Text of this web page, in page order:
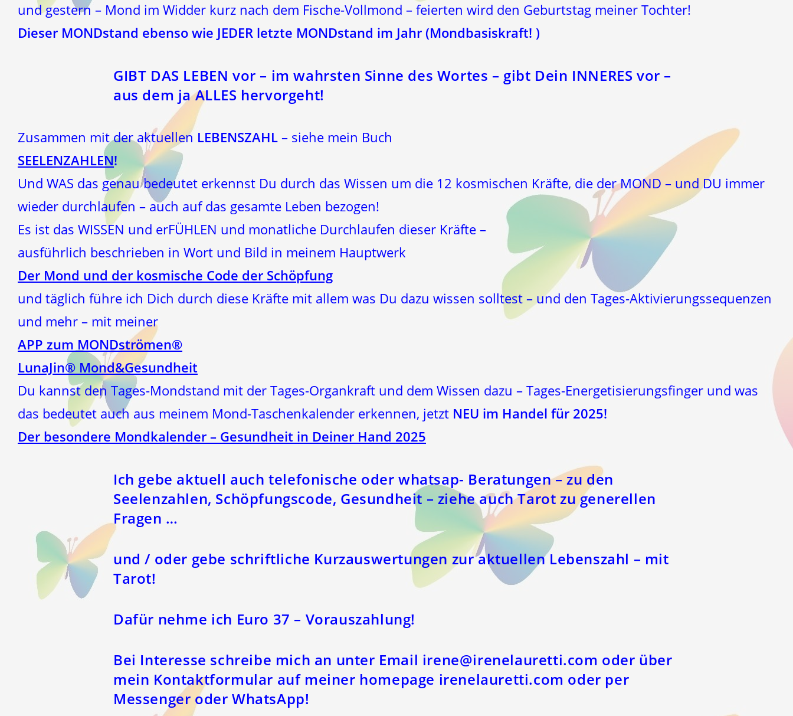
und gestern – Mond im Widder kurz nach dem Fische-Vollmond – feierten wird den Geburtstag meiner Tochter!
Dieser MONDstand ebenso wie JEDER letzte MONDstand im Jahr (Mondbasiskraft! )
GIBT DAS LEBEN vor – im wahrsten Sinne des Wortes – gibt Dein INNERES vor –
aus dem ja ALLES hervorgeht!
Zusammen mit der aktuellen LEBENSZAHL – siehe mein Buch
SEELENZAHLEN!
Und WAS das genau bedeutet erkennst Du durch das Wissen um die 12 kosmischen Kräfte, die der MOND – und DU immer
wieder durchlaufen – auch auf das gesamte Leben bezogen!
Es ist das WISSEN und erFÜHLEN und monatliche Durchlaufen dieser Kräfte –
ausführlich beschrieben in Wort und Bild in meinem Hauptwerk
Der Mond und der kosmische Code der Schöpfung
und täglich führe ich Dich durch diese Kräfte mit allem was Du dazu wissen solltest – und den Tages-Aktivierungssequenzen
und mehr – mit meiner
APP zum MONDströmen®
LunaJin® Mond&Gesundheit
Du kannst den Tages-Mondstand mit der Tages-Organkraft und dem Wissen dazu – Tages-Energetisierungsfinger und was
das bedeutet auch aus meinem Mond-Taschenkalender erkennen, jetzt NEU im Handel für 2025!
Der besondere Mondkalender – Gesundheit in Deiner Hand 2025
Ich gebe aktuell auch telefonische oder whatsap- Beratungen – zu den
Seelenzahlen, Schöpfungscode, Gesundheit – ziehe auch Tarot zu generellen
Fragen …
und / oder gebe schriftliche Kurzauswertungen zur aktuellen Lebenszahl – mit
Tarot!
Dafür nehme ich Euro 37 – Vorauszahlung!
Bei Interesse schreibe mich an unter Email irene@irenelauretti.com oder über
mein Kontaktformular auf meiner homepage irenelauretti.com oder per
Messenger oder WhatsApp!